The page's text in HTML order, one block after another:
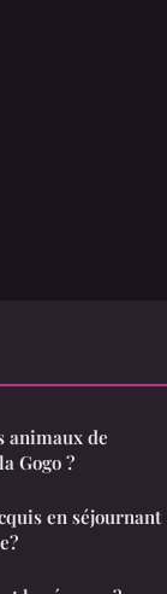
animaux de
Gogo ?
en séjournant